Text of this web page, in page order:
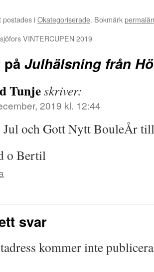
postades iOkategoriserade. Bokmärk
VINTERCUPEN 2019
på Julhälsning från
Tunjeskriver:
2019 kl. 12:44
Jul och Gott Nytt BouleÅr
o Bertil
svar
kommer inte